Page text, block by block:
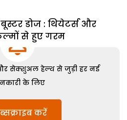
डोज : थियेटर्स और
से हुए गरम
सेक्शुअल हेल्थ से जुड़ी हर नई
के लिए
करें